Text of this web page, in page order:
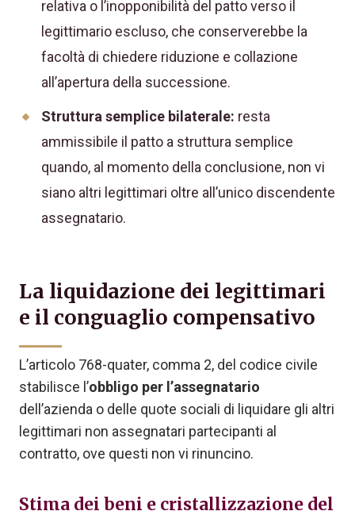
relativa o l’inopponibilità del patto verso il
legittimario escluso, che conserverebbe la
facoltà di chiedere riduzione e collazione
all’apertura della successione.
Struttura semplice bilaterale: resta
ammissibile il patto a struttura semplice
quando, al momento della conclusione, non vi
siano altri legittimari oltre all’unico discendente
assegnatario.
La liquidazione dei legittimari
e il conguaglio compensativo
L’articolo 768-quater, comma 2, del codice civile
stabilisce l’obbligo per l’assegnatario
dell’azienda o delle quote sociali di liquidare gli altri
legittimari non assegnatari partecipanti al
contratto, ove questi non vi rinuncino.
Stima dei beni e cristallizzazione del